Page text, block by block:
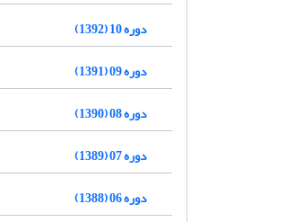
دوره 10 (1392)
دوره 09 (1391)
دوره 08 (1390)
دوره 07 (1389)
دوره 06 (1388)